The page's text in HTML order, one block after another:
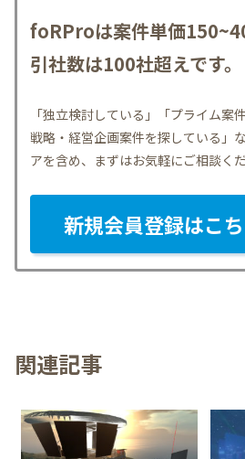
foRProは案件単価
引社数は100社超えです。
「独立検討している」「プライム案
戦略・経営企画案件を探している」
アを含め、まずはお気軽にご相談くだ
新規会員登録はこち
関連記事